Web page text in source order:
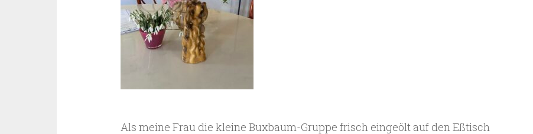
Als meine Frau die kleine Buxbaum-Gruppe frisch eingeölt auf den Eßtisch